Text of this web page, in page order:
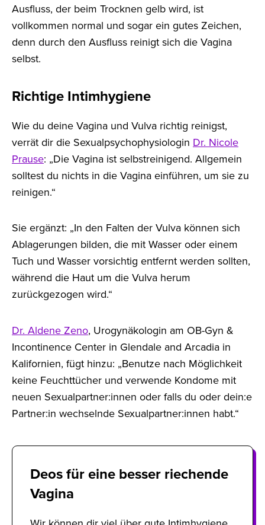
Ausfluss, der beim Trocknen gelb wird, ist
vollkommen normal und sogar ein gutes Zeichen,
denn durch den Ausfluss reinigt sich die Vagina
selbst.
Richtige Intimhygiene
Wie du deine Vagina und Vulva richtig reinigst,
verrät dir die Sexualpsychophysiologin Dr. Nicole
Prause: „Die Vagina ist selbstreinigend. Allgemein
solltest du nichts in die Vagina einführen, um sie zu
reinigen.“
Sie ergänzt: „In den Falten der Vulva können sich
Ablagerungen bilden, die mit Wasser oder einem
Tuch und Wasser vorsichtig entfernt werden sollten,
während die Haut um die Vulva herum
zurückgezogen wird.“
Dr. Aldene Zeno, Urogynäkologin am OB-Gyn &
Incontinence Center in Glendale and Arcadia in
Kalifornien, fügt hinzu: „Benutze nach Möglichkeit
keine Feuchttücher und verwende Kondome mit
neuen Sexualpartner:innen oder falls du oder dein:e
Partner:in wechselnde Sexualpartner:innen habt.“
Deos für eine besser riechende
Vagina